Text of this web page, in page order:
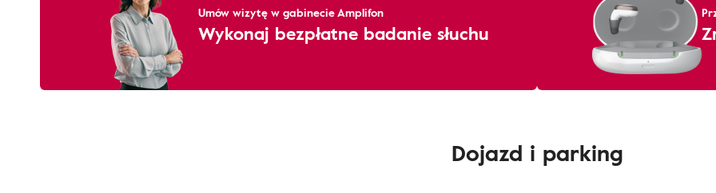
Umów wizytę w gabinecie Amplifon
Wykonaj bezpłatne badanie słuchu
Dojazd i parking